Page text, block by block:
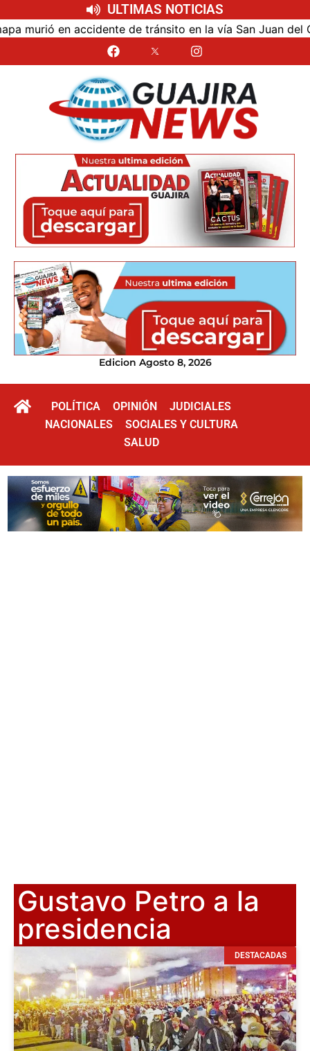
ULTIMAS NOTICIAS
en accidente de tránsito en la vía San Juan del
Edicion Agosto 8, 2026
POLÍTICA OPINIÓN
JUDICIALES
NACIONALES
SOCIALES Y CULTURA
SALUD
Gustavo Petro a la
presidencia
DESTACADAS